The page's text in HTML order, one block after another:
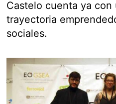
Castelo cuenta ya con
trayectoria
sociales.